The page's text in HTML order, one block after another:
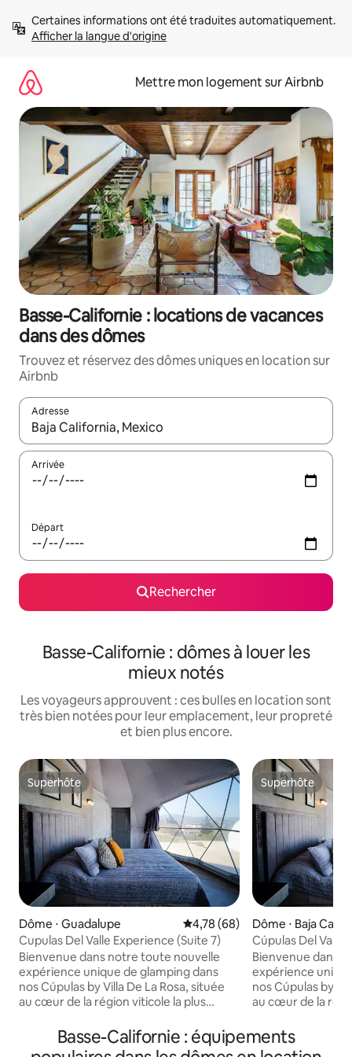
directement
Afficher la langue d'origine
Mettre mon logement sur Airbnb
Basse-Californie : locations de vacances
dans des dômes
Trouvez et réservez des dômes uniques en location sur
Airbnb
Adresse
Lorsque les résultats s'affichent, utilisez les flèches vers le
Arrivée
Départ
Rechercher
Basse-Californie : dômes à louer les
mieux notés
Les voyageurs approuvent : ces bulles en location sont
très bien notées pour leur emplacement, leur propreté
et bien plus encore.
Superhôte
Superhôte
Dôme ⋅ Guadalupe Évaluation moyenne sur la
4,78 (68)
Cupulas Del Valle Experience (Suite 7)
Bienvenue dans notre toute nouvelle
expérience unique de glamping dans
nos Cúpulas by Villa De La Rosa, située
au cœur de la région viticole la plus
Guadalupe). Dormez sous
l'enchaînement du ciel et profitez des
Superhôte
Superhôte
Dôme ⋅ Baja
Cúpulas Del Valle
Bienvenue dans
expérience
nos Cúpulas by
au cœur de la
Guadalupe).
l'enchaînement
Basse-Californie : équipements